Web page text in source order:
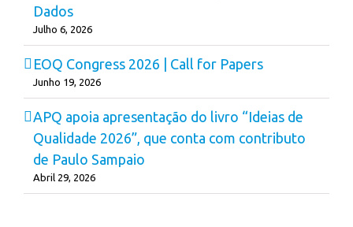
Dados
Julho 6, 2026
EOQ Congress 2026 | Call for Papers
Junho 19, 2026
APQ apoia apresentação do livro “Ideias de
Qualidade 2026”, que conta com contributo
de Paulo Sampaio
Abril 29, 2026